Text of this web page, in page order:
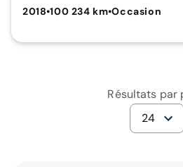
2018•100 234 km•Occasion
Résultats par
24